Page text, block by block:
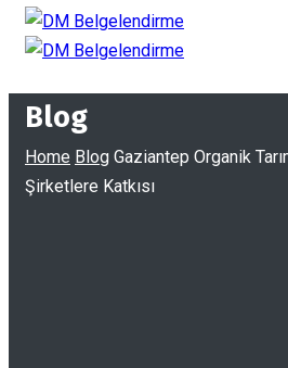
Blog
Home Blog Gaziantep Organik
Şirketlere Katkısı